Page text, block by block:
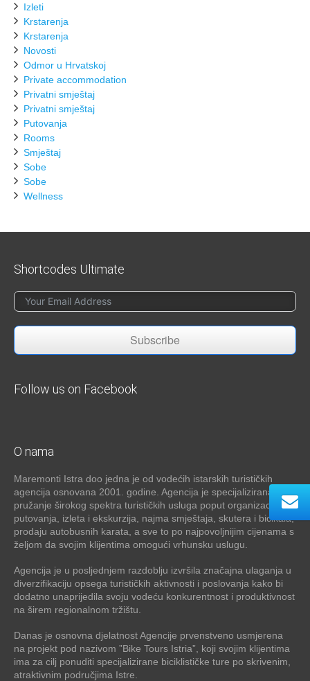
Izleti
Krstarenja
Krstarenja
Novosti
Odmor u Hrvatskoj
Private accommodation
Privatni smještaj
Privatni smještaj
Putovanja
Rooms
Smještaj
Sobe
Sobe
Wellness
Shortcodes Ultimate
Subscribe
Follow us on Facebook
O nama
Maremonti Istra doo jedna je od vodećih istarskih turističkih
agencija osnovana 2001. godine. Agencija je specijalizirana za
pružanje širokog spektra turističkih usluga poput organizacije
putovanja, izleta i ekskurzija, najma smještaja, skutera i bicikala,
prodaju autobusnih karata, a sve to po najpovoljnijim cijenama s
željom da svojim klijentima omogući vrhunsku uslugu.
Agencija je u posljednjem razdoblju izvršila značajna ulaganja u
diverzifikaciju opsega turističkih aktivnosti i poslovanja kako bi
dodatno unaprijedila svoju vodeću konkurentnost i produktivnost
na širem regionalnom tržištu.
Danas je osnovna djelatnost Agencije prvenstveno usmjerena
na projekt pod nazivom ”Bike Tours Istria”, koji svojim klijentima
ima za cilj ponuditi specijalizirane biciklističke ture po skrivenim,
atraktivnim područjima Istre.